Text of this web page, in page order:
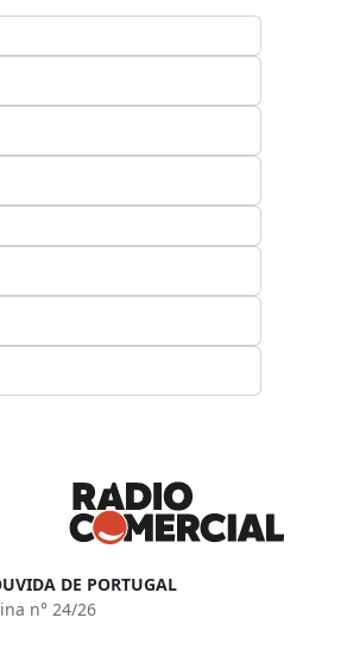
DE PORTUGAL
n° 24/26